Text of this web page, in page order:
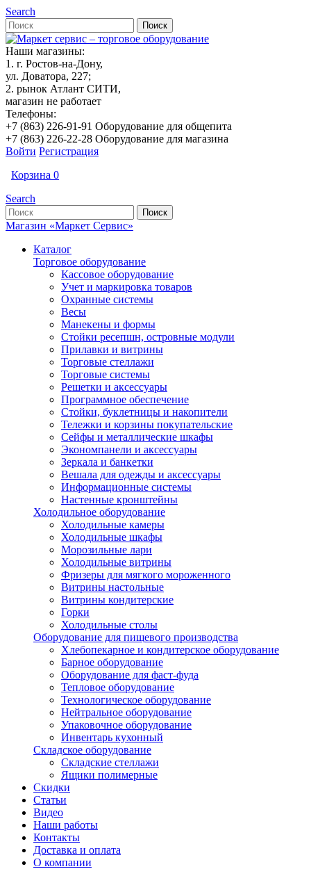
Search
Наши магазины:
1. г. Ростов-на-Дону,
ул. Доватора, 227;
2. рынок Атлант СИТИ,
магазин не работает
Телефоны:
+7 (863) 226-91-91 Оборудование для общепита
+7 (863) 226-22-28 Оборудование для магазина
Войти Регистрация
Корзина 0
Search
Магазин «Маркет Сервис»
Каталог
Торговое оборудование
Кассовое оборудование
Учет и маркировка товаров
Охранные системы
Весы
Манекены и формы
Стойки ресепшн, островные модули
Прилавки и витрины
Торговые стеллажи
Торговые системы
Решетки и аксессуары
Программное обеспечение
Стойки, буклетницы и накопители
Тележки и корзины покупательские
Сейфы и металлические шкафы
Экономпанели и аксессуары
Зеркала и банкетки
Вешала для одежды и аксессуары
Информационные системы
Настенные кронштейны
Холодильное оборудование
Холодильные камеры
Холодильные шкафы
Морозильные лари
Холодильные витрины
Фризеры для мягкого мороженного
Витрины настольные
Витрины кондитерские
Горки
Холодильные столы
Оборудование для пищевого производства
Хлебопекарное и кондитерское оборудование
Барное оборудование
Оборудование для фаст-фуда
Тепловое оборудование
Технологическое оборудование
Нейтральное оборудование
Упаковочное оборудование
Инвентарь кухонный
Складское оборудование
Складские стеллажи
Ящики полимерные
Скидки
Статьи
Видео
Наши работы
Контакты
Доставка и оплата
О компании